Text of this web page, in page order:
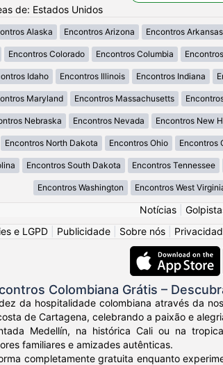
de: Estados Unidos
Alaska Encontros Arizona Encontros Arkansas
Encontros Colorado Encontros Columbia
Idaho Encontros Illinois Encontros Indiana
Maryland Encontros Massachusetts
Nebraska Encontros Nevada Encontros New
Encontros North Dakota Encontros Ohio Encontros
Encontros South Dakota Encontros Tennessee
Encontros Washington Encontros West
Notícias
e LGPD
Publicidade Sobre nós
Colombiana Grátis –
da hospitalidade colombiana através da
de Cartagena, celebrando a paixão e
Medellín, na histórica Cali ou na
familiares e amizades autênticas.
completamente gratuita enquanto